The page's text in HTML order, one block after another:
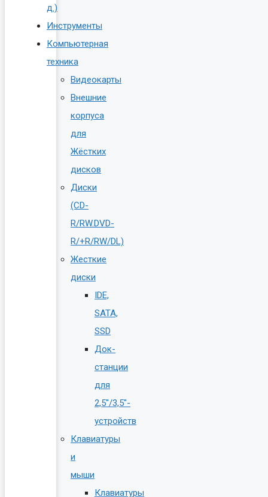
д.)
Инструменты
Компьютерная
техника
Видеокарты
Внешние
корпуса
для
Жёстких
дисков
Диски
(CD-
R/RW.DVD-
R/+R/RW/DL)
Жесткие
диски
IDE,
SATA,
SSD
Док-
станции
для
2,5″/3,5″-
устройств
Клавиатуры
и
мыши
Клавиатуры